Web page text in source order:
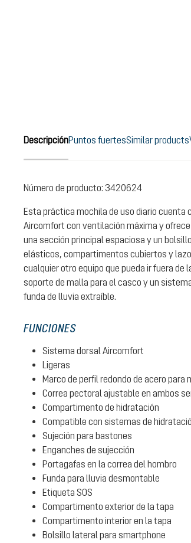
DescripciónPuntos fuertesSimilar products
Número de producto: 3420624
Esta práctica mochila de uso diario
Aircomfort con ventilación máxima y
una sección principal espaciosa y un
elásticos, compartimentos cubiertos y
cualquier otro equipo que pueda ir fuera de
soporte de malla para el casco y un
funda de lluvia extraíble.
FUNCIONES
Sistema dorsal Aircomfort
Ligeras
Marco de perfil redondo de acero
Correa pectoral ajustable en ambos
Compartimento de hidratación
Compatible con sistemas de
Sujeción para bastones
Enganches de sujección
Portagafas en la correa del hombro
Funda para lluvia desmontable
Etiqueta SOS
Compartimento exterior de la tapa
Compartimento interior en la tapa
Bolsillo lateral para smartphone